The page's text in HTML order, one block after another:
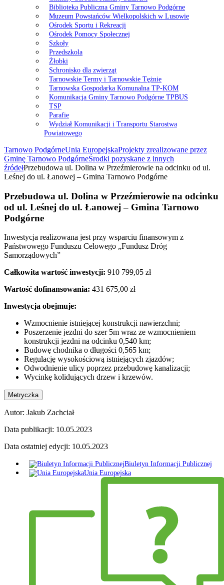
Biblioteka Publiczna Gminy Tarnowo Podgórne
Muzeum Powstańców Wielkopolskich w Lusowie
Ośrodek Sportu i Rekreacji
Ośrodek Pomocy Społecznej
Szkoły
Przedszkola
Żłobki
Schronisko dla zwierząt
Tarnowskie Termy i Tarnowskie Tężnie
Tarnowska Gospodarka Komunalna TP-KOM
Komunikacja Gminy Tarnowo Podgórne TPBUS
TSP
Parafie
Wydział Komunikacji i Transportu Starostwa
Powiatowego
Tarnowo PodgórneUnia EuropejskaProjekty zrealizowane przez
Gminę Tarnowo PodgórneŚrodki pozyskane z innych
źródełPrzebudowa ul. Dolina w Przeźmierowie na odcinku od ul.
Leśnej do ul. Łanowej – Gmina Tarnowo Podgórne
Przebudowa ul. Dolina w Przeźmierowie na odcinku
od ul. Leśnej do ul. Łanowej – Gmina Tarnowo
Podgórne
Inwestycja realizowana jest przy wsparciu finansowym z
Państwowego Funduszu Celowego „Fundusz Dróg
Samorządowych”
Całkowita wartość inwestycji: 910 799,05 zł
Wartość dofinansowania: 431 675,00 zł
Inwestycja obejmuje:
Wzmocnienie istniejącej konstrukcji nawierzchni;
Poszerzenie jezdni do szer 5m wraz ze wzmocnieniem
konstrukcji jezdni na odcinku 0,540 km;
Budowę chodnika o długości 0,565 km;
Regulację wysokościową istniejących zjazdów;
Odwodnienie ulicy poprzez przebudowę kanalizacji;
Wycinkę kolidujących drzew i krzewów.
Metryczka
Autor: Jakub Zachciał
Data publikacji: 10.05.2023
Data ostatniej edycji: 10.05.2023
Biuletyn Informacji Publicznej
Unia Europejska